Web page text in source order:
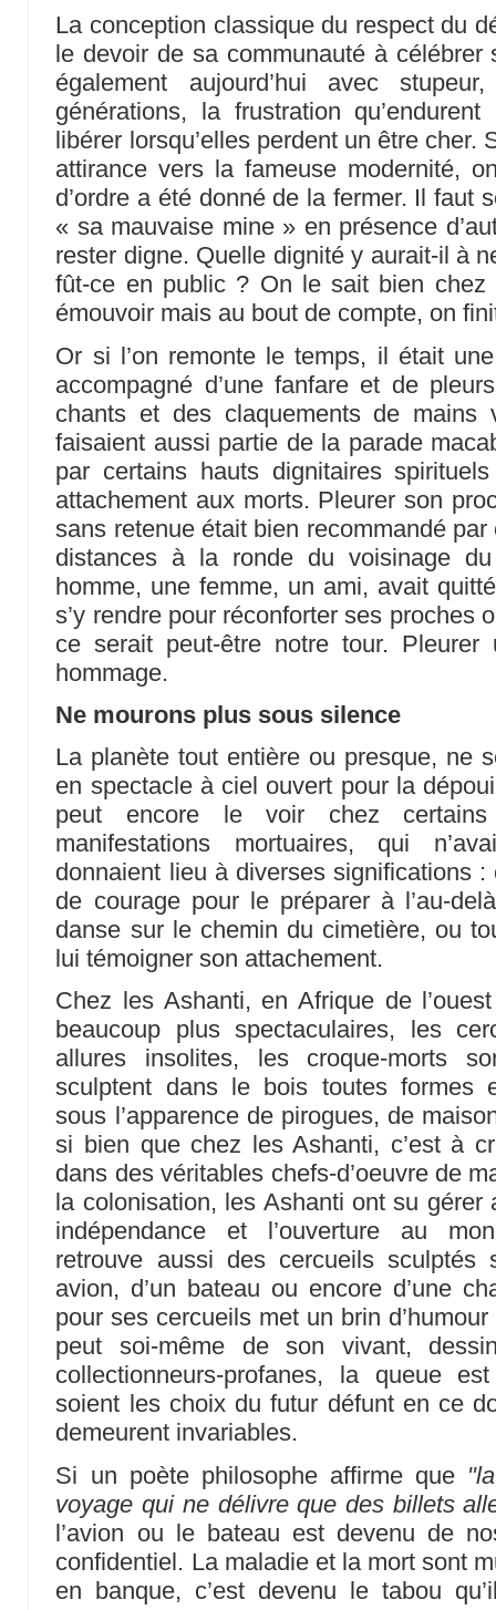
La conception classique du respect du
le devoir de sa communauté à
également aujourd’hui avec
générations, la frustration
libérer lorsqu’elles perdent un être cher.
attirance vers la fameuse modernité,
d’ordre a été donné de la fermer. Il faut
« sa mauvaise mine » en présence
rester digne. Quelle dignité y aurait-il à
fût-ce en public ? On le sait bien
émouvoir mais au bout de compte, on
Or si l’on remonte le temps, il était
accompagné d’une fanfare et de
chants et des claquements de mains
faisaient aussi partie de la parade
par certains hauts dignitaires
attachement aux morts. Pleurer son
sans retenue était bien recommandé
distances à la ronde du voisinage
homme, une femme, un ami, avait
s’y rendre pour réconforter ses proches
ce serait peut-être notre tour. Pleurer
hommage.
Ne mourons plus sous silence
La planète tout entière ou presque, ne
en spectacle à ciel ouvert pour la
peut encore le voir chez certains
manifestations mortuaires, qui
donnaient lieu à diverses significations
de courage pour le préparer à l’au-
danse sur le chemin du cimetière, ou
lui témoigner son attachement.
Chez les Ashanti, en Afrique de
beaucoup plus spectaculaires, les
allures insolites, les croque-morts
sculptent dans le bois toutes formes
sous l’apparence de pirogues, de
si bien que chez les Ashanti, c’est à
dans des véritables chefs-d’oeuvre de
la colonisation, les Ashanti ont su gérer
indépendance et l’ouverture au
retrouve aussi des cercueils sculptés
avion, d’un bateau ou encore d’une
pour ses cercueils met un brin
peut soi-même de son vivant,
collectionneurs-profanes, la queue
soient les choix du futur défunt en ce
demeurent invariables.
Si un poète philosophe affirme que
voyage qui ne délivre que des billets
l’avion ou le bateau est devenu de
confidentiel. La maladie et la mort sont
en banque, c’est devenu le tabou